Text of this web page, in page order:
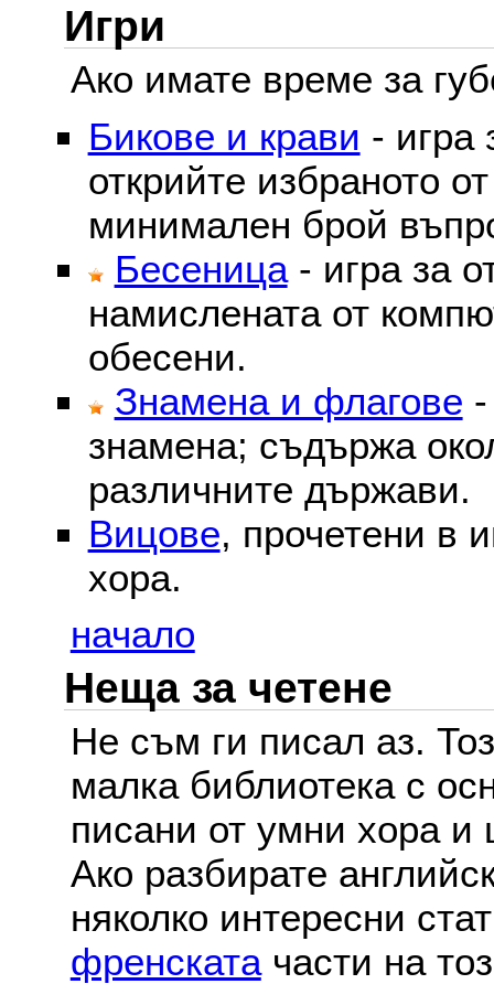
Игри
Ако имате време за
Бикове и крави - игра
открийте избраното
минимален брой
Бесеница- игра за
намислената от
обесени.
Знамена и флагове
знамена; съдържа
различните държави.
Вицове, прочетени в
хора.
начало
Неща за четене
Не съм ги писал аз.
малка библиотека с
писани от умни хора и
Ако разбирате
няколко интересни
френскатачасти на